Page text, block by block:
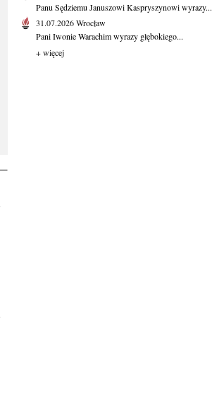
Panu Sędziemu Januszowi Kaspryszynowi wyrazy...
31.07.2026Wrocław
Pani Iwonie Warachim wyrazy głębokiego...
+ więcej